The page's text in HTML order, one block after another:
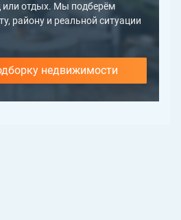
или отдых. Мы подберём
району и реальной ситуации
недвижимости